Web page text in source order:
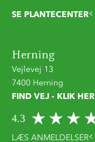
SE PLANTECENTER
Herning
Vejlevej 13
7400 Herning
FIND VEJ - KLIK HER
4.3
LÆS ANMELDELSER